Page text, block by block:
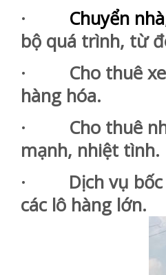
· Chuyển nhà
bộ quá trình, từ
· Cho thuê xe
hàng hóa.
· Cho thuê
mạnh, nhiệt tình.
· Dịch vụ bốc
các lô hàng lớn.